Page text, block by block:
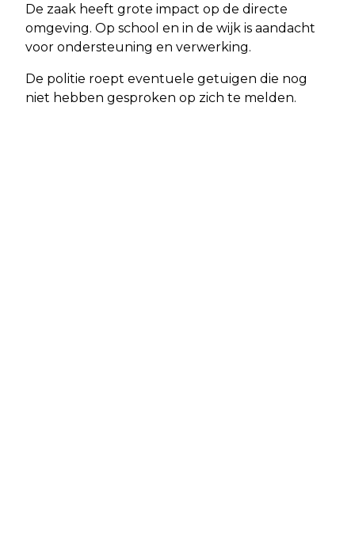
De zaak heeft grote impact op de directe
omgeving. Op school en in de wijk is aandacht
voor ondersteuning en verwerking.
De politie roept eventuele getuigen die nog
niet hebben gesproken op zich te melden.